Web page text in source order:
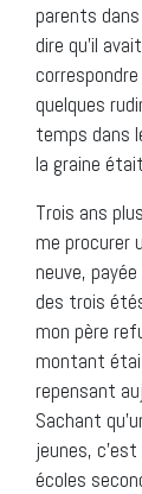
parents
dire qu’il
quelques
temps dans
la graine
Trois ans
me procurer
neuve,
des trois
mon père
montant
repensant
Sachant
jeunes,
écoles